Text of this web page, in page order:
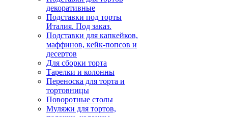
декоративные
Подставки под торты
Италия. Под заказ.
Подставки для капкейков,
маффинов, кейк-попсов и
десертов
Для сборки торта
Тарелки и колонны
Переноска для торта и
тортовницы
Поворотные столы
Муляжи для тортов,